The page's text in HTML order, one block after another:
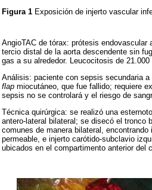
Figura 1 Exposición de injerto vascular
AngioTAC de tórax: prótesis endovascular
tercio distal de la aorta descendente sin
gas a su alrededor. Leucocitosis de
Análisis: paciente con sepsis secundaria
flap miocutáneo, que fue fallido; requiere
sepsis no se controlará y el riesgo de
Técnica quirúrgica: se realizó una
antero-lateral bilateral; se disecó el tronco
comunes de manera bilateral,
permeable, e injerto carótido-subclavio
ubicados en el compartimento anterior del